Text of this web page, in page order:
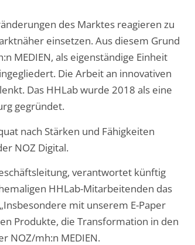
des Marktes reagieren zu
einsetzen. Aus diesem Grund
MEDIEN, als eigenständige Einheit
Die Arbeit an innovativen
Das HHLab wurde 2018 als eine
gegründet.
nach Stärken und Fähigkeiten
NOZ Digital.
verantwortet künftig
HHLab-Mitarbeitenden das
mit unserem E-Paper
Produkte, die Transformation in den
NOZ/mh:n MEDIEN.